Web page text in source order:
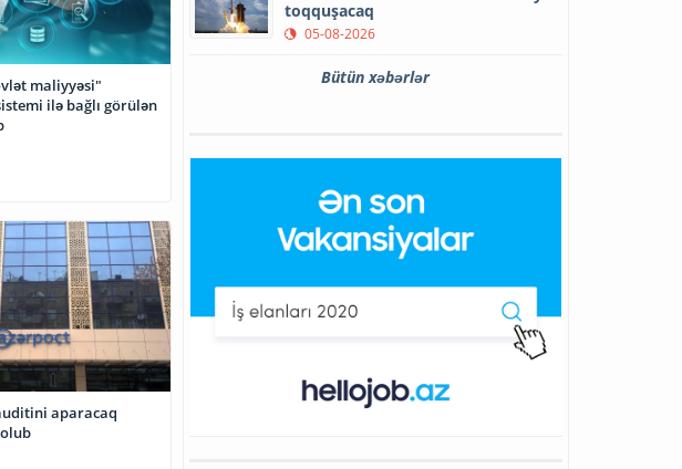
maliyyəsi"
ilə bağlı görülən
aparacaq
toqquşacaq
05-08-2026
Bütün xəbərlər